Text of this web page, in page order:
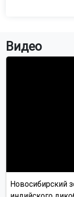
Видео
Новосибирский